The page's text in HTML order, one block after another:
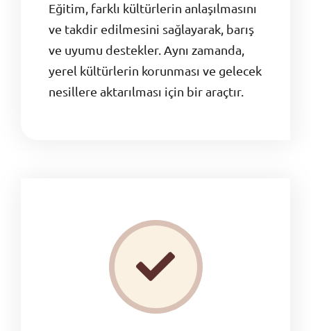
Eğitim, farklı kültürlerin anlaşılmasını
ve takdir edilmesini sağlayarak, barış
ve uyumu destekler. Aynı zamanda,
yerel kültürlerin korunması ve gelecek
nesillere aktarılması için bir araçtır.